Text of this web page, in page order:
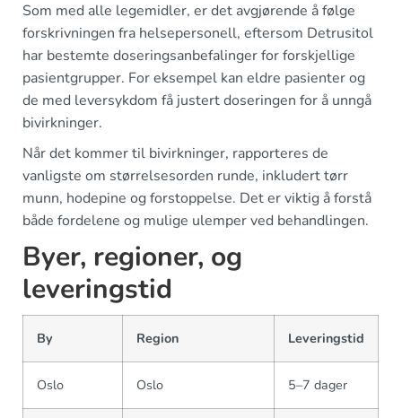
Som med alle legemidler, er det avgjørende å følge
forskrivningen fra helsepersonell, eftersom Detrusitol
har bestemte doseringsanbefalinger for forskjellige
pasientgrupper. For eksempel kan eldre pasienter og
de med leversykdom få justert doseringen for å unngå
bivirkninger.
Når det kommer til bivirkninger, rapporteres de
vanligste om størrelsesorden runde, inkludert tørr
munn, hodepine og forstoppelse. Det er viktig å forstå
både fordelene og mulige ulemper ved behandlingen.
Byer, regioner, og
leveringstid
By Region Leveringstid
Oslo Oslo 5–7 dager